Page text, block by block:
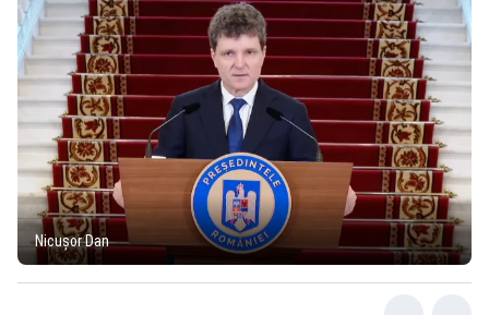
Nicușor Dan